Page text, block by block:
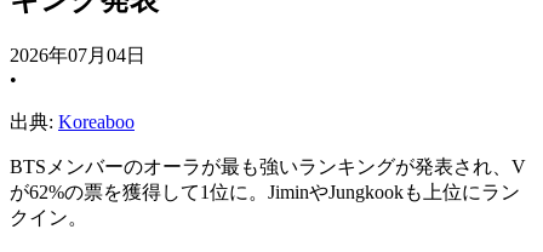
2026年07月04日
•
出典: Koreaboo
BTSメンバーのオーラが最も強いランキングが発表され、V
が62%の票を獲得して1位に。JiminやJungkookも上位にラン
クイン。